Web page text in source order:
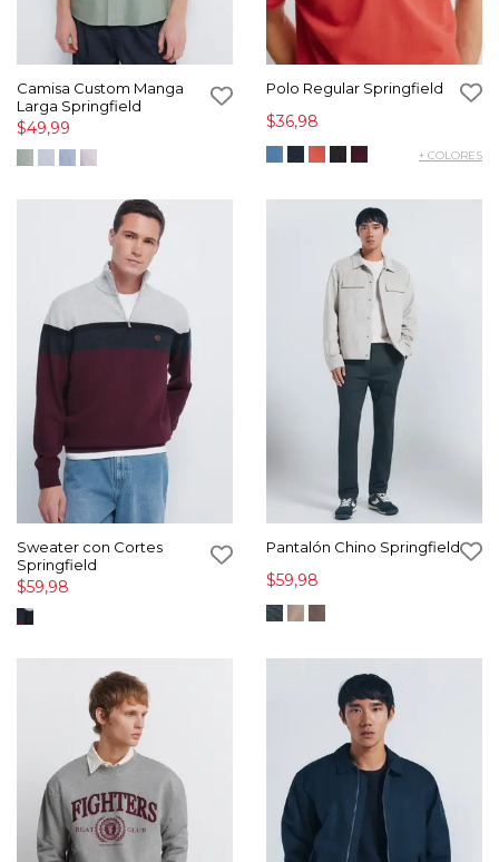
Camisa Custom Manga
Larga Springfield
$49,99
Polo Regular Springfield
$36,98
+ COLORES
Sweater con Cortes
Springfield
$59,98
Pantalón Chino Springfield
$59,98